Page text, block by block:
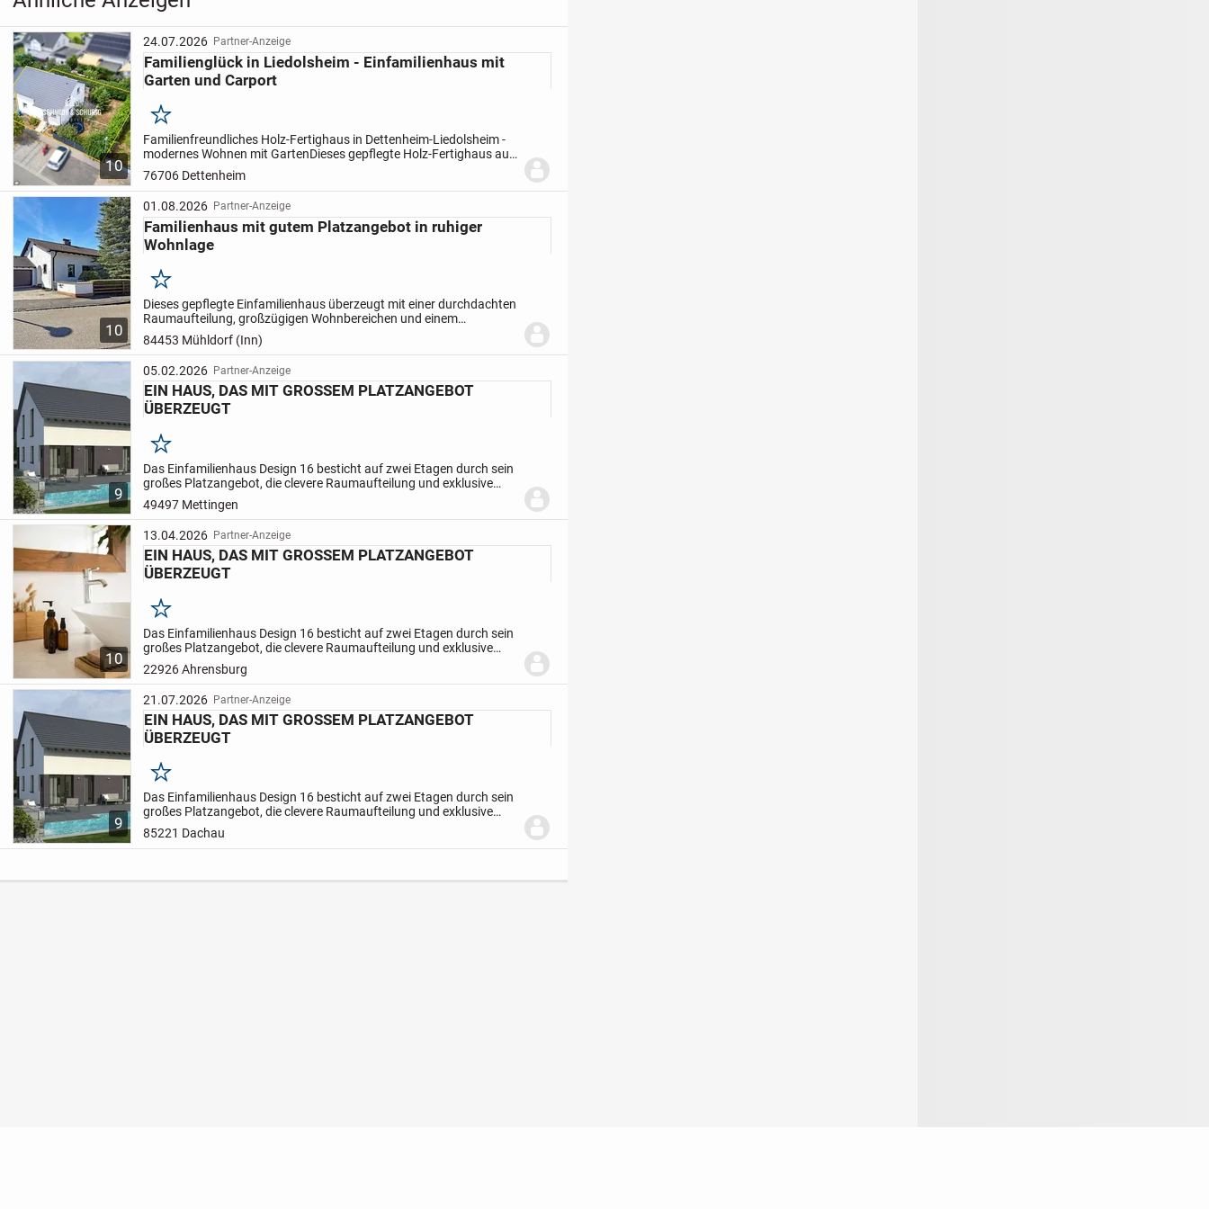
10
24.07.2026 Partner-Anzeige
Familienglück in Liedolsheim - Einfamilienhaus mit
Garten und Carport
Merken
Familienfreundliches Holz-Fertighaus in Dettenheim-Liedolsheim -
modernes Wohnen mit GartenDieses gepflegte Holz-Fertighaus aus
dem Jahr 2017 bietet auf ca. 175 m² Wohnfläche ideale
Bedingungen für...
76706 Dettenheim
10
01.08.2026 Partner-Anzeige
Familienhaus mit gutem Platzangebot in ruhiger
Wohnlage
Merken
Dieses gepflegte Einfamilienhaus überzeugt mit einer durchdachten
Raumaufteilung, großzügigen Wohnbereichen und einem
attraktiven Außenbereich.
befinden sich...
84453 Mühldorf (Inn)
9
05.02.2026 Partner-Anzeige
EIN HAUS, DAS MIT GROSSEM PLATZANGEBOT
ÜBERZEUGT
Merken
Das Einfamilienhaus Design 16 besticht auf zwei Etagen durch sein
großes Platzangebot, die clevere Raumaufteilung und exklusive
Ausstattungsdetails. Vom Eingang im Erdgeschoss führt ein langer
Flur...
49497 Mettingen
10
13.04.2026 Partner-Anzeige
EIN HAUS, DAS MIT GROSSEM PLATZANGEBOT
ÜBERZEUGT
Merken
Das Einfamilienhaus Design 16 besticht auf zwei Etagen durch sein
großes Platzangebot, die clevere Raumaufteilung und exklusive
Ausstattungsdetails. Vom Eingang im Erdgeschoss führt ein langer
Flur...
22926 Ahrensburg
9
21.07.2026 Partner-Anzeige
EIN HAUS, DAS MIT GROSSEM PLATZANGEBOT
ÜBERZEUGT
Merken
Das Einfamilienhaus Design 16 besticht auf zwei Etagen durch sein
großes Platzangebot, die clevere Raumaufteilung und exklusive
Ausstattungsdetails. Vom Eingang im Erdgeschoss führt ein langer
Flur...
85221 Dachau